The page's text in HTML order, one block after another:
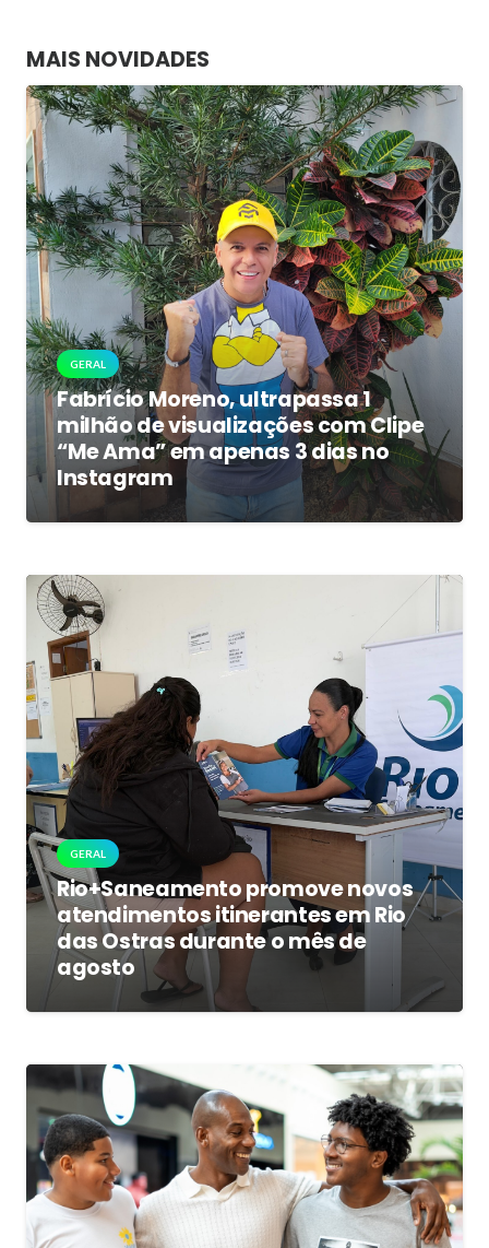
MAIS NOVIDADES
GERAL
Fabrício Moreno, ultrapassa 1
milhão de visualizações com Clipe
“Me Ama” em apenas 3 dias no
Instagram
GERAL
Rio+Saneamento promove novos
atendimentos itinerantes em Rio
das Ostras durante o mês de
agosto